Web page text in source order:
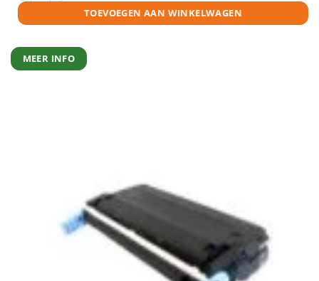
TOEVOEGEN AAN WINKELWAGEN
MEER INFO